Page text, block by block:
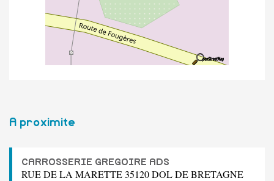
A proximite
CARROSSERIE GREGOIRE ADS
RUE DE LA MARETTE 35120 DOL DE BRETAGNE